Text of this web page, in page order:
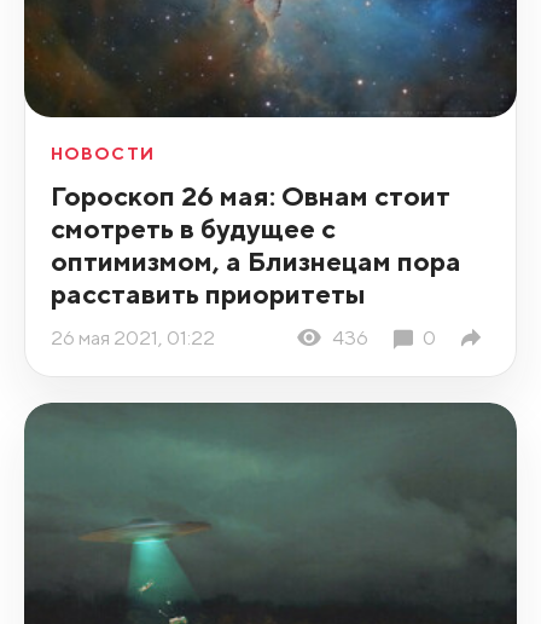
НОВОСТИ
Гороскоп 26 мая: Овнам стоит
смотреть в будущее с
оптимизмом, а Близнецам пора
расставить приоритеты
26 мая 2021, 01:22 436 0